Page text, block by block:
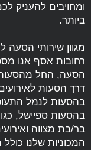
ומחויבים להעניק
ביותר.
מגוון שירותי הסעה
רחובות אסף אנו
הסעה, החל מהסעות
דרך הסעות
בהסעות לנמל
בהסעות ספיישל,
בר/בת מצווה
המכוניות שלנו